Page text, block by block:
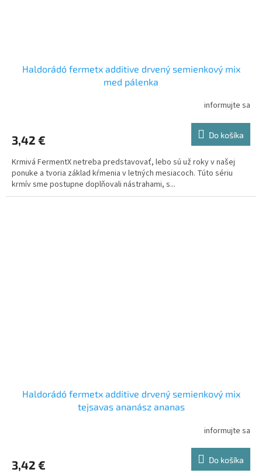
Haldorádó fermetx additive drvený semienkový mix
med pálenka
informujte sa
3,42 € Do košíka
Krmivá FermentX netreba predstavovať, lebo sú už roky v našej
ponuke a tvoria základ kŕmenia v letných mesiacoch. Túto sériu
krmív sme postupne doplňovali nástrahami, s...
Haldorádó fermetx additive drvený semienkový mix
tejsavas ananász ananas
informujte sa
3,42 € Do košíka